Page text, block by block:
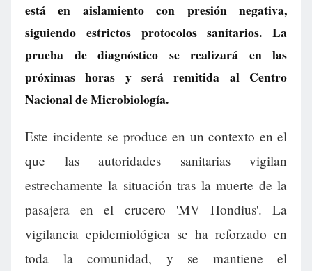
está en aislamiento con presión negativa,
siguiendo estrictos protocolos sanitarios. La
prueba de diagnóstico se realizará en las
próximas horas y será remitida al Centro
Nacional de Microbiología.
Este incidente se produce en un contexto en el
que las autoridades sanitarias vigilan
estrechamente la situación tras la muerte de la
pasajera en el crucero 'MV Hondius'. La
vigilancia epidemiológica se ha reforzado en
toda la comunidad, y se mantiene el